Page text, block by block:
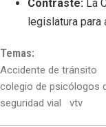
Contraste: La
legislatura para
Temas:
Accidente de tránsito
colegio de psicólogos
seguridad vial
vtv